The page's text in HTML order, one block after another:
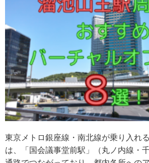
東京メトロ銀座線・南北線が乗り入れ
は、「国会議事堂前駅」（丸ノ内線・